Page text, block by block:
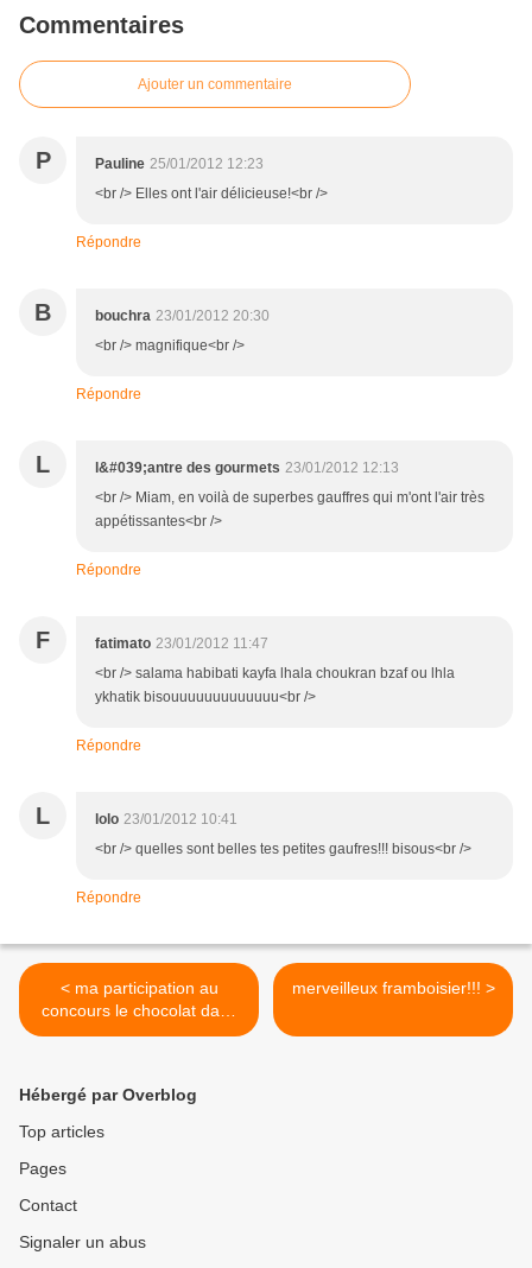
Commentaires
Ajouter un commentaire
P Pauline 25/01/2012 12:23
<br /> Elles ont l'air délicieuse!<br />
Répondre
B bouchra 23/01/2012 20:30
<br /> magnifique<br />
Répondre
L l&#039;antre des gourmets 23/01/2012 12:13
<br /> Miam, en voilà de superbes gauffres qui m'ont l'air très
appétissantes<br />
Répondre
F fatimato 23/01/2012 11:47
<br /> salama habibati kayfa lhala choukran bzaf ou lhla
ykhatik bisouuuuuuuuuuuuu<br />
Répondre
L lolo 23/01/2012 10:41
<br /> quelles sont belles tes petites gaufres!!! bisous<br />
Répondre
< ma participation au
concours le chocolat dans
tous ses états!!
merveilleux framboisier!!! >
Hébergé par Overblog
Top articles
Pages
Contact
Signaler un abus